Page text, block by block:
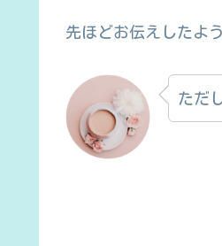
先ほどお伝えしたよ
ただ